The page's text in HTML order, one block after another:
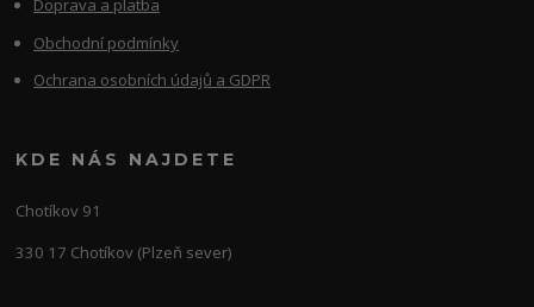
Doprava a platba
Obchodní podmínky
Ochrana osobních údajů a GDPR
KDE NÁS NAJDETE
Chotíkov 91
330 17 Chotíkov (Plzeň sever)